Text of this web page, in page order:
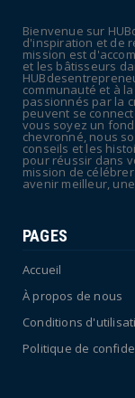
Canicule :
Bienvenue sur
d'inspiration et de
mission est
et les bâtisseurs
communauté et à
passionnés par la
peuvent se
vous soyez un
chevronné, nous
conseils et les
pour réussir dans
mission de
avenir meilleur,
PAGES
Accueil
À propos de nous
Conditions
Politique de